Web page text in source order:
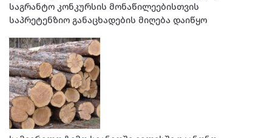
საგრანტო კონკურსის მონაწილეებისთვის
საპრეტენზიო განაცხადების მიღება დაიწყო